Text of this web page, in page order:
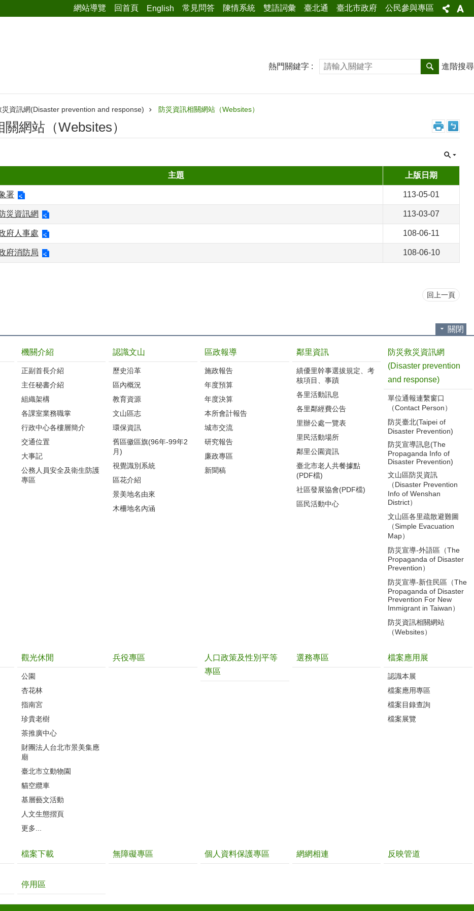
網站導覽 回首頁 English 常見問答 陳情系統 雙語詞彙 臺北通 臺北市政府 公民參與專區
熱門關鍵字 進階搜尋
災資訊網(Disaster prevention and response) 防災資訊相關網站（Websites）
關網站（Websites）
主題 上版日期
署 113-05-01
災資訊網 113-03-07
府人事處 108-06-11
府消防局 108-06-10
回上一頁
關閉
機關介紹
正副首長介紹
主任秘書介紹
組織架構
各課室業務職掌
行政中心各樓層簡介
交通位置
大事記
公務人員安全及衛生防護
專區
認識文山
歷史沿革
區內概況
教育資源
文山區志
環保資訊
舊區徽區旗(96年-99年2
月)
視覺識別系統
區花介紹
景美地名由來
木柵地名內涵
區政報導
施政報告
年度預算
年度決算
本所會計報告
城市交流
研究報告
廉政專區
新聞稿
鄰里資訊
績優里幹事選拔規定、考
核項目、事蹟
各里活動訊息
各里鄰經費公告
里辦公處一覽表
里民活動場所
鄰里公園資訊
臺北市老人共餐據點
(PDF檔)
社區發展協會(PDF檔)
區民活動中心
防災救災資訊網
(Disaster prevention
and response)
單位通報連繫窗口
（Contact Person）
防災臺北(Taipei of
Disaster Prevention)
防災宣導訊息(The
Propaganda Info of
Disaster Prevention)
文山區防災資訊
（Disaster Prevention
Info of Wenshan
District）
文山區各里疏散避難圖
（Simple Evacuation
Map）
防災宣導-外語區（The
Propaganda of Disaster
Prevention）
防災宣導-新住民區（The
Propaganda of Disaster
Prevention For New
Immigrant in Taiwan）
防災資訊相關網站
（Websites）
觀光休閒
公園
杏花林
指南宮
珍貴老樹
茶推廣中心
財團法人台北市景美集應
廟
臺北市立動物園
貓空纜車
基層藝文活動
人文生態摺頁
更多...
兵役專區
人口政策及性別平等
專區
選務專區 檔案應用展
認識本展
檔案應用專區
檔案目錄查詢
檔案展覽
檔案下載 無障礙專區 個人資料保護專區 網網相連 反映管道
停用區